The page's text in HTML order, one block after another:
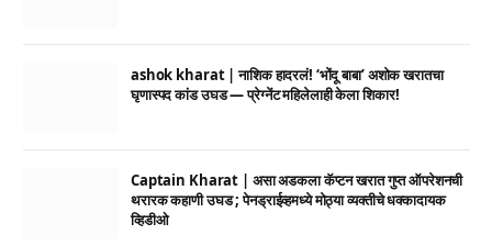
ashok kharat | नाशिक हादरलं! ‘भोंदू बाबा’ अशोक खरातचा
घृणास्पद कांड उघड — प्रेग्नेंट महिलेलाही केला शिकार!
Captain Kharat | असा अडकला कॅप्टन खरात गुप्त ऑपरेशनची
थरारक कहाणी उघड ; पेनड्राईव्हमध्ये मोठ्या व्यक्तीचे धक्कादायक
व्हिडीओ